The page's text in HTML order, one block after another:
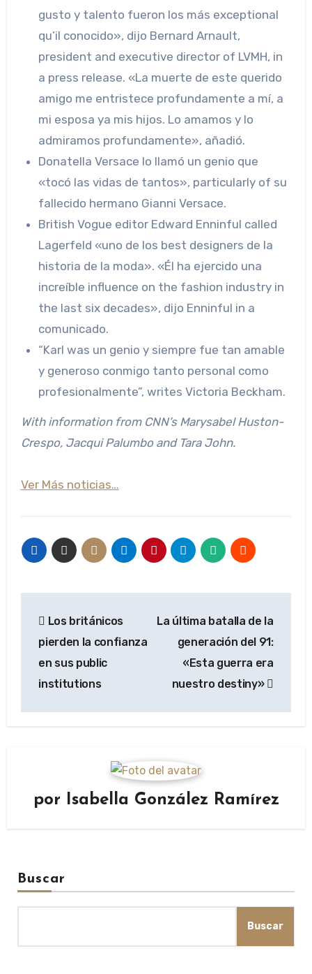
gusto y talento fueron los más exceptional
qu’il conocido», dijo Bernard Arnault,
president and executive director of LVMH, in
a press release. «La muerte de este querido
amigo me entristece profundamente a mí, a
mi esposa ya mis hijos. Lo amamos y lo
admiramos profundamente», añadió.
Donatella Versace lo llamó un genio que
«tocó las vidas de tantos», particularly of su
fallecido hermano Gianni Versace.
British Vogue editor Edward Enninful called
Lagerfeld «uno de los best designers de la
historia de la moda». «Él ha ejercido una
increíble influence on the fashion industry in
the last six decades», dijo Enninful in a
comunicado.
“Karl was un genio y siempre fue tan amable
y generoso conmigo tanto personal como
profesionalmente”, writes Victoria Beckham.
With information from CNN’s Marysabel Huston-
Crespo, Jacqui Palumbo and Tara John.
Ver Más noticias…
de
entradas
Los británicos
pierden la confianza
en sus public
institutions
La última batalla de la
generación del 91:
«Esta guerra era
nuestro destiny»
por Isabella González Ramírez
Buscar
Buscar